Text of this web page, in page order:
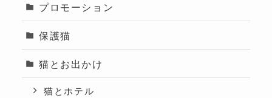
プロモーション
保護猫
猫とお出かけ
猫とホテル